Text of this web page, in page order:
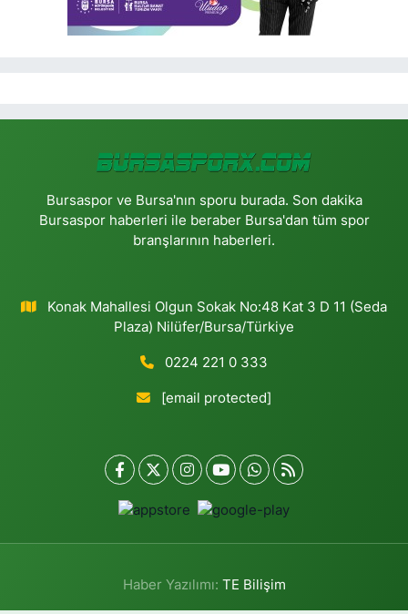
Bursaspor ve Bursa'nın sporu burada. Son dakika
Bursaspor haberleri ile beraber Bursa'dan tüm spor
branşlarının haberleri.
Konak Mahallesi Olgun Sokak No:48 Kat 3 D 11 (Seda
Plaza) Nilüfer/Bursa/Türkiye
0224 221 0 333
[email protected]
Haber Yazılımı: TE Bilişim